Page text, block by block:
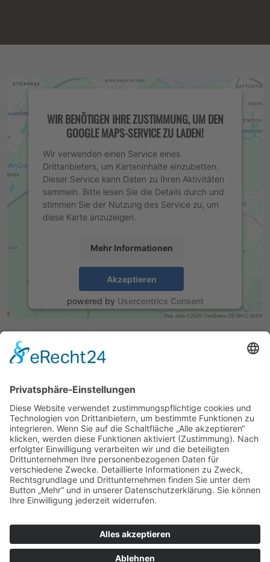
Heinz und Burkhard Platz GmbH
Konrad-Adenauer-Straße 190
57572 Niederfischbach
(0 27 34) 57 19 33
info@platzhats.de
» Impressum
» Datenschutzerklärung
WIR BENÖTIGEN IHRE ZUSTIMMUNG, UM DEN
GOOGLE MAPS-SERVICE ZU LADEN!
Wir verwenden einen Service eines
Drittanbieters, um Karteninhalte einzubetten.
Dieser Service kann Daten zu Ihren Aktivitäten
sammeln. Bitte lesen Sie die Details durch und
stimmen Sie der Nutzung des Service zu, um
diese Karte anzuzeigen.
Mehr Informationen
Akzeptieren
powered by Usercentrics Consent
Management Platform&eRecht24